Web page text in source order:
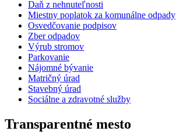
Daň z nehnuteľnosti
Miestny poplatok za komunálne odpady
Osvedčovanie podpisov
Zber odpadov
Výrub stromov
Parkovanie
Nájomné bývanie
Matričný úrad
Stavebný úrad
Sociálne a zdravotné služby
Transparentné mesto